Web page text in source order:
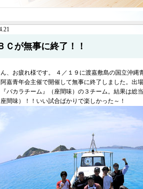
Ｃが無事に終了！！
、お疲れ様です。 ４／１９に渡嘉敷島の国立沖
嘉青年会主催で開催して無事に終了しました。出
バカラチーム』（座間味）の３チーム。結果は総
間味）！！いい試合ばかりで楽しかった～！